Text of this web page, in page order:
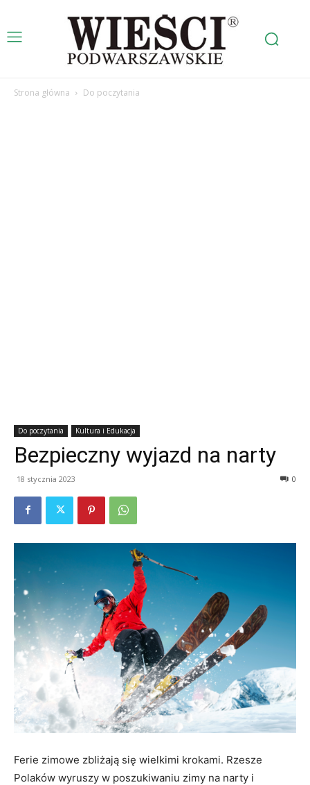
Strona główna Do poczytania
Do poczytania Kultura i Edukacja
Bezpieczny wyjazd na narty
18 stycznia 2023 0
Ferie zimowe zbliżają się wielkimi krokami. Rzesze
Polaków wyruszy w poszukiwaniu zimy na narty i